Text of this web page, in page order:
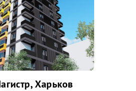
Харьков